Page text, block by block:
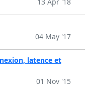
13 Apr '18
04 May '17
latence et
01 Nov '15